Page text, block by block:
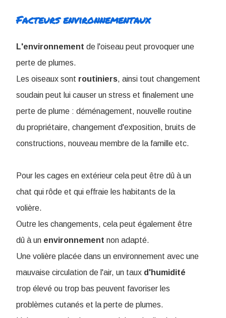
Facteurs environnementaux
L'environnement de l'oiseau peut provoquer une
perte de plumes.
Les oiseaux sont routiniers, ainsi tout changement
soudain peut lui causer un stress et finalement une
perte de plume : déménagement, nouvelle routine
du propriétaire, changement d'exposition, bruits de
constructions, nouveau membre de la famille etc.
Pour les cages en extérieur cela peut être dû à un
chat qui rôde et qui effraie les habitants de la
volière.
Outre les changements, cela peut également être
dû à un environnement non adapté.
Une volière placée dans un environnement avec une
mauvaise circulation de l'air, un taux d'humidité
trop élevé ou trop bas peuvent favoriser les
problèmes cutanés et la perte de plumes.